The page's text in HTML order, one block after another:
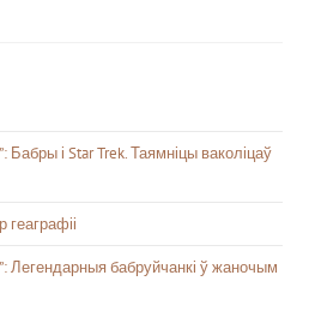
Бабры і Star Trek. Таямніцы ваколіцаў
Легендарныя бабруйчанкі ў жаночым